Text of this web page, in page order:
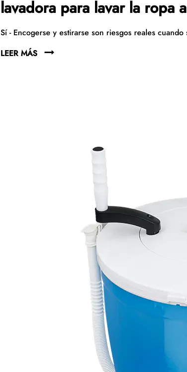
lavadora para lavar la ropa
Sí - Encogerse y estirarse son riesgos reales
LEER MÁS